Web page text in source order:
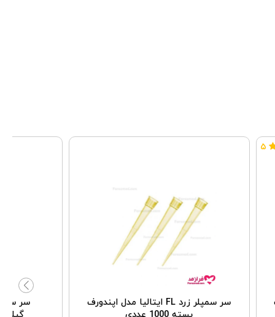
۵
سر سمپلر زرد FL ایتالیا مدل اپندورف
سر